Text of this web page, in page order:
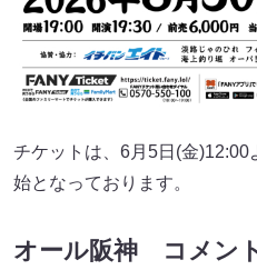
チケットは、6月5日(金)12:00
始となっております。
オール阪神 コメン